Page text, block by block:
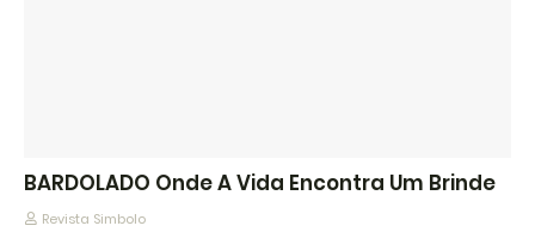
BARDOLADO Onde A Vida Encontra Um Brinde
Revista Simbolo